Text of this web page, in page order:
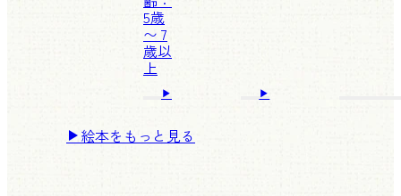
5歳
〜 7
歳以
上
絵本をもっと見る